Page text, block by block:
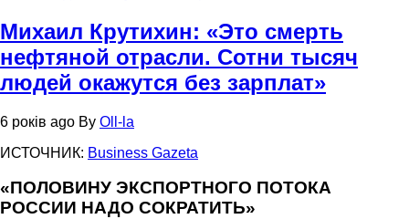
Михаил Крутихин: «Это смерть
нефтяной отрасли. Сотни тысяч
людей окажутся без зарплат»
6 років ago By Oll-la
ИСТОЧНИК: Business Gazeta
«ПОЛОВИНУ ЭКСПОРТНОГО ПОТОКА
РОССИИ НАДО СОКРАТИТЬ»